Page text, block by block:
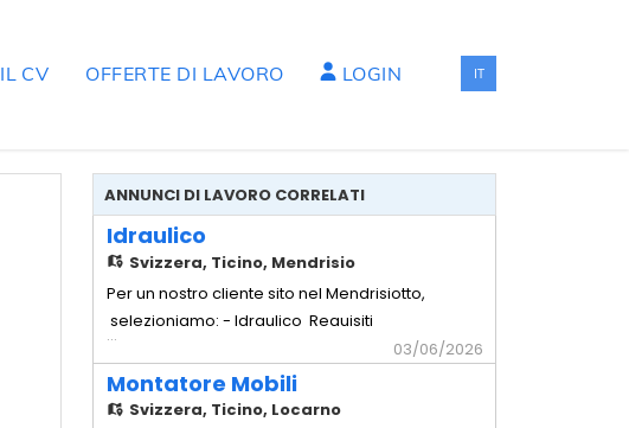
CV OFFERTE DI LAVORO LOGIN IT
ANNUNCI DI LAVORO CORRELATI
Idraulico
Svizzera, Ticino, Mendrisio
Per un nostro cliente sito nel Mendrisiotto,
selezioniamo: - Idraulico Requisiti
richiesti - Comprovata esperienza in
cantiere - Impianti sottomuro - Solette -
Capacità di lavorare in autonomia -
...
03/06/2026
Montatore Mobili
Svizzera, Ticino, Locarno